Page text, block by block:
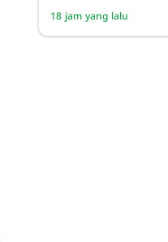
18 jam yang lalu